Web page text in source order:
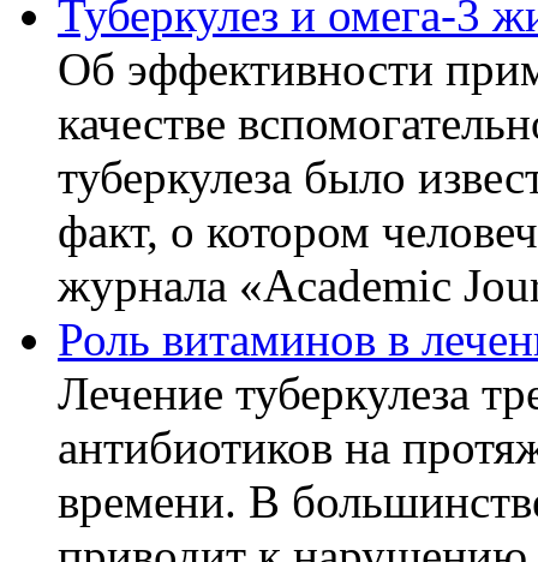
Туберкулез и омега-3
Об эффективности
качестве
туберкулеза было
факт, о котором
журнала «Academic
Роль витаминов в
Лечение туберкулеза
антибиотиков на
времени. В